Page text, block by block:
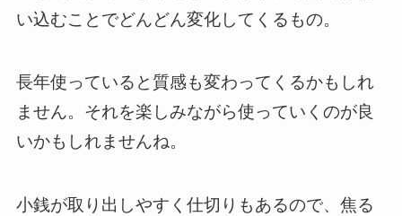
い込むことでどんどん変化してくるもの。
長年使っていると質感も変わってくるかもしれ
ません。それを楽しみながら使っていくのが良
いかもしれませんね。
小銭が取り出しやすく 仕切りもあるので、焦る